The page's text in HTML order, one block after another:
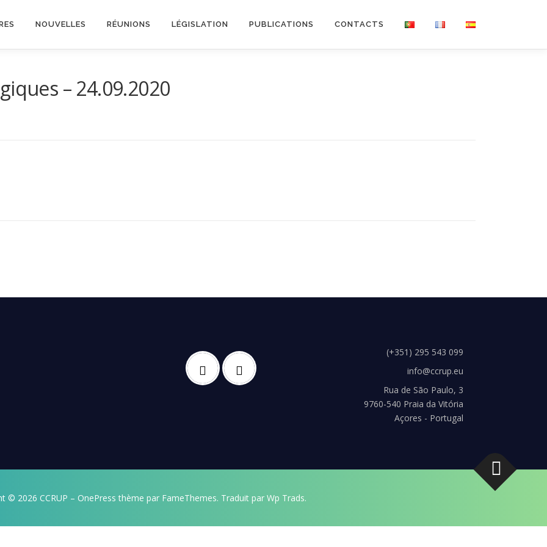
NOUVELLES RÉUNIONS LÉGISLATION PUBLICATIONS CONTACTS
– 24.09.2020
(+351) 295 543 099
info@ccrup.eu
Rua de São Paulo, 3
9760-540 Praia da Vitória
Açores - Portugal
© 2026 CCRUP – OnePress thème par FameThemes. Traduit par Wp Trads.